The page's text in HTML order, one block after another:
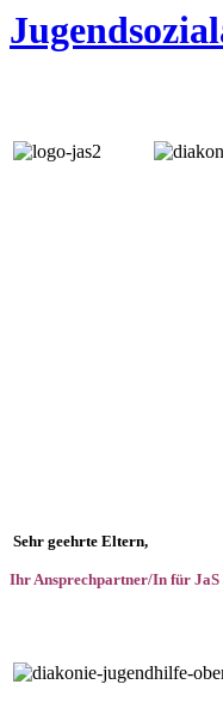
Sehr geehrte Eltern,
Ihr Ansprechpartner/In für JaS